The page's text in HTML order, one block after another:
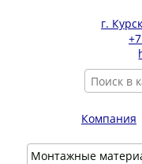
г.
Компания